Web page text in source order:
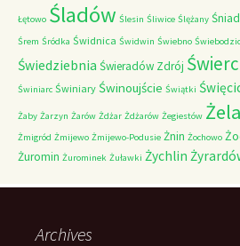
Łętowo Śladów Ślesin Śliwice Ślężany
Śrem Śródka Świdnica Świdwin Świebno
Świedziebnia Świeradów Zdrój
Świniarc Świniary Świnoujście Świątki
Żaby Żarzyn Żarów Żdżar Żdżarów Żegiestów
Żmigród Żmijewo Żmijewo-Podusie Żnin Żochowo
Żuromin Żurominek Żuławki Żychlin
Archives